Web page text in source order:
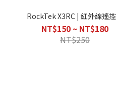
RockTek X3RC | 紅外線遙
NT$150 ~ NT$180
NT$250